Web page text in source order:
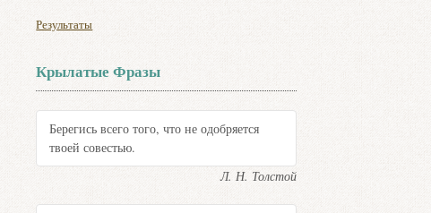
Результаты
Крылатые Фразы
Берегись всего того, что не одобряется
твоей совестью.
Л. Н. Толстой